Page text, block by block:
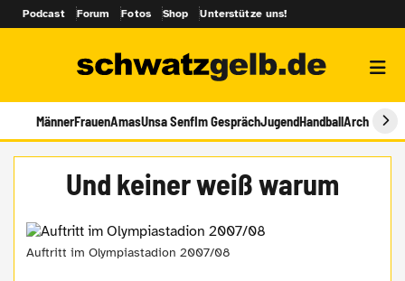
Podcast Forum Fotos Shop Unterstütze uns!
MännerFrauenAmasUnsa SenfIm GesprächJugendHandballArchiv
Und keiner weiß warum
Auftritt im Olympiastadion 2007/08